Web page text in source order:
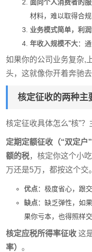
面向个人消费者的
材料，难以取得合规
业务模式简单，利
年收入规模不大：
如果你的公司业务复杂,
头，这就像你开着奔驰
核定征收的两种主
核定征收具体怎么“核”
定期定额征收（“双定户”
额的税，核定你这个小
万还是5万，都按这个交。
优点：极度省心，跟
缺点：缺乏弹性，如
果你亏本，也得照样交
核定应税所得率征收这
率） 。